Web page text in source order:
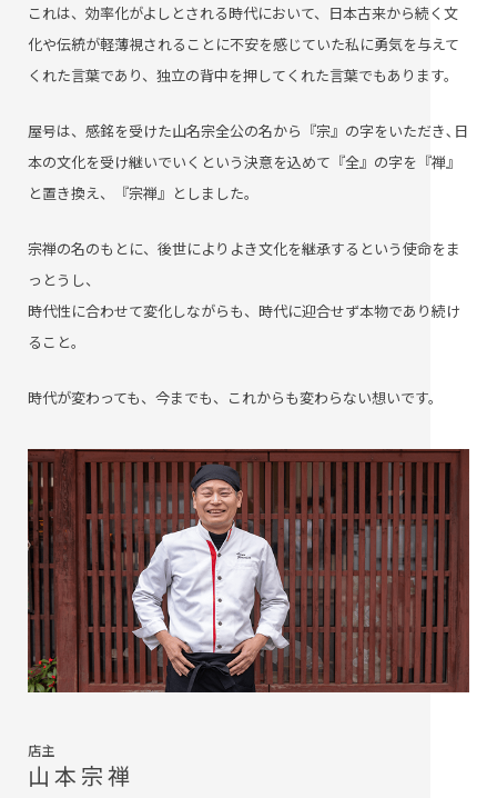
これは、効率化がよしとされる時代において、日本古来から続く文
化や伝統が軽薄視されることに不安を感じていた私に勇気を与えて
くれた言葉であり、独立の背中を押してくれた言葉でもあります。
屋号は、感銘を受けた山名宗全公の名から『宗』の字をいただき､日
本の文化を受け継いでいくという決意を込めて『全』の字を『禅』
と置き換え、『宗禅』としました。
宗禅の名のもとに、後世によりよき文化を継承するという使命をま
っとうし、
時代性に合わせて変化しながらも、時代に迎合せず本物であり続け
ること。
時代が変わっても、今までも、これからも変わらない想いです。
店主
山本宗禅